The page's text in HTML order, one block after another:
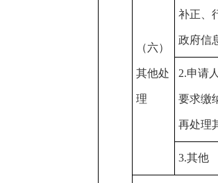
（六）
其他处
理
补正、
政府信
2.申请
要求缴
再处理
3.其他